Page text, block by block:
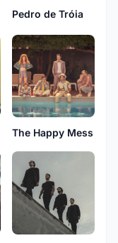
Pedro de Tróia
The Happy Mess